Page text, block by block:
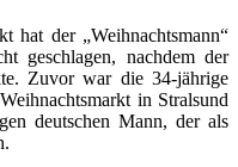
hat der „Weihnachtsmann“
geschlagen, nachdem der
Zuvor war die 34-jährige
in Stralsund
deutschen Mann, der als